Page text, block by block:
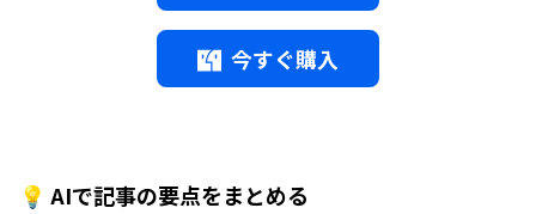
今すぐ購入
💡 AIで記事の要点をまとめる